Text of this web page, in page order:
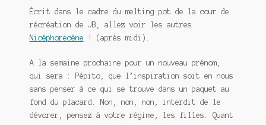
Écrit dans le cadre du melting pot de la cour de
récréation de JB, allez voir les autres
Nicéphorecène ! (après midi).
A la semaine prochaine pour un nouveau prénom,
qui sera : Pépito, que l’inspiration soit en nous
sans penser à ce qui se trouve dans un paquet au
fond du placard. Non, non, non, interdit de le
dévorer, pensez à votre régime, les filles. Quant